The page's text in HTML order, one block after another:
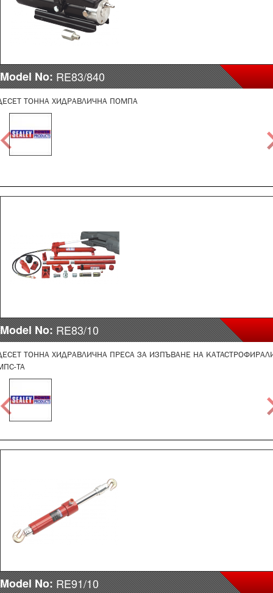
Model No:RE83/840
ТОННА ХИДРАВЛИЧНА ПОМПА
Model No:RE83/10
ТОННА ХИДРАВЛИЧНА ПРЕСА ЗА ИЗПЪВАНЕ НА
ТА
Model No:RE91/10